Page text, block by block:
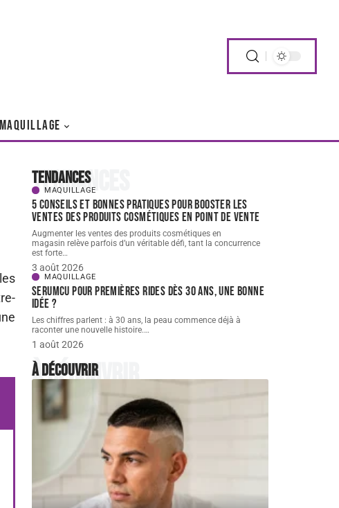
MAQUILLAGE
Tendances
Tendances
MAQUILLAGE
5 conseils et bonnes pratiques pour booster les
ventes des produits cosmétiques en point de vente
Augmenter les ventes des produits cosmétiques en
magasin relève parfois d’un véritable défi, tant la concurrence
est forte…
3 août 2026
MAQUILLAGE
Serumcu pour premières rides dès 30 ans, une bonne
idée ?
Les chiffres parlent : à 30 ans, la peau commence déjà à
raconter une nouvelle histoire.…
1 août 2026
À découvrir
À découvrir